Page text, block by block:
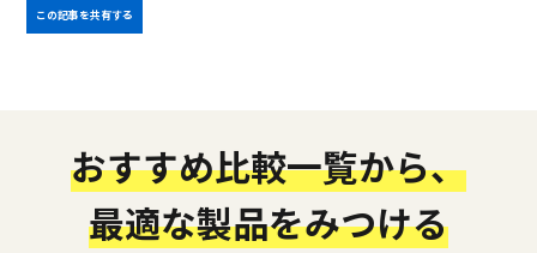
この記事を共有する
おすすめ比較一覧から、
最適な製品をみつける